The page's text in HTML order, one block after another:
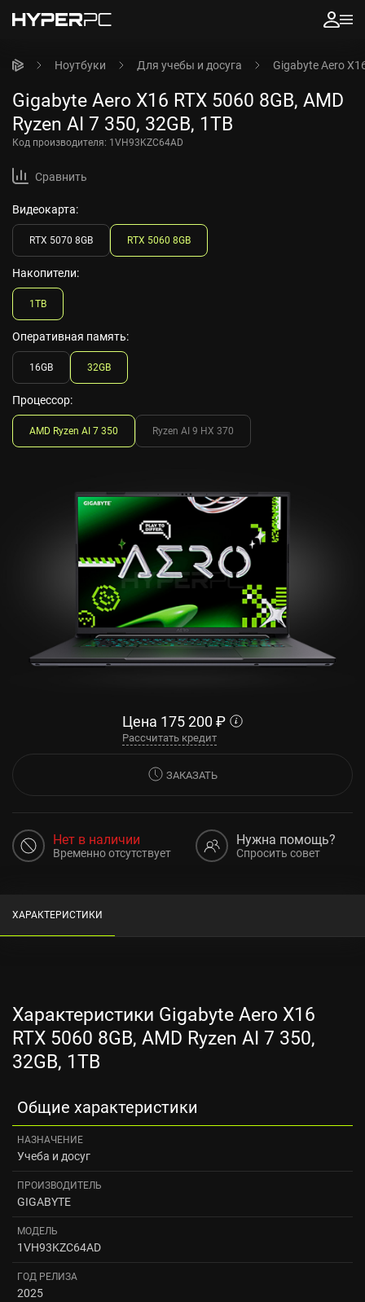
Ноутбуки Для учебы и досуга Gigabyte Aero
Gigabyte Aero X16 RTX 5060 8GB, AMD
Ryzen AI 7 350, 32GB, 1TB
Код производителя: 1VH93KZC64AD
Сравнить
Видеокарта:
RTX 5070 8GB RTX 5060 8GB
Накопители:
1TB
Оперативная память:
16GB 32GB
Процессор:
AMD Ryzen AI 7 350 Ryzen AI 9 HX 370
Цена 175 200 ₽
Рассчитать кредит
ЗАКАЗАТЬ
Нет в наличии
Временно отсутствует
Нужна помощь?
Спросить совет
ХАРАКТЕРИСТИКИ
Характеристики Gigabyte Aero X16
RTX 5060 8GB, AMD Ryzen AI 7 350,
32GB, 1TB
Общие характеристики
НАЗНАЧЕНИЕ
Учеба и досуг
ПРОИЗВОДИТЕЛЬ
GIGABYTE
МОДЕЛЬ
1VH93KZC64AD
ГОД РЕЛИЗА
2025